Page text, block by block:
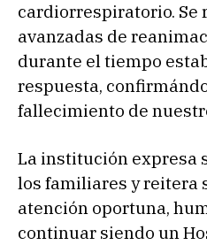
cardiorrespiratorio. Se
avanzadas de
durante el tiempo
respuesta,
fallecimiento de
La institución expresa
los familiares y reitera
atención oportuna,
continuar siendo un